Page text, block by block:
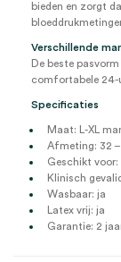
bieden en zorgt
Verschillende
De beste
comfortabele 24-
Specificaties
Maat: L-XL
Afmeting: 32 –
Geschikt voor:
Klinisch
Wasbaar: ja
Latex vrij: ja
Garantie: 2